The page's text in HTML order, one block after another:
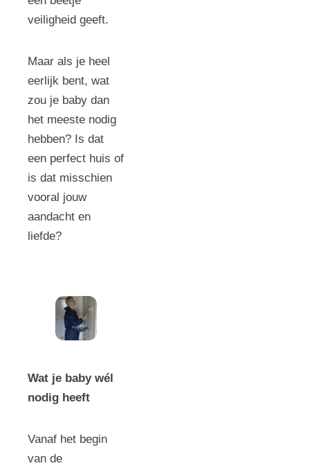
veiligheid geeft.
Maar als je heel
eerlijk bent, wat
zou je baby dan
het meeste nodig
hebben? Is dat
een perfect huis of
is dat misschien
vooral jouw
aandacht en
liefde?
Wat je baby wél
nodig heeft
Vanaf het begin
van de